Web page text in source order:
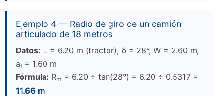
Ejemplo 4 — Radio de giro de un camión
articulado de 18 metros
Datos: L = 6.20 m (tractor), δ = 28°, W = 2.60 m,
af = 1.60 m
Fórmula: Rm = 6.20 ÷ tan(28°) = 6.20 ÷ 0.5317 =
11.66 m